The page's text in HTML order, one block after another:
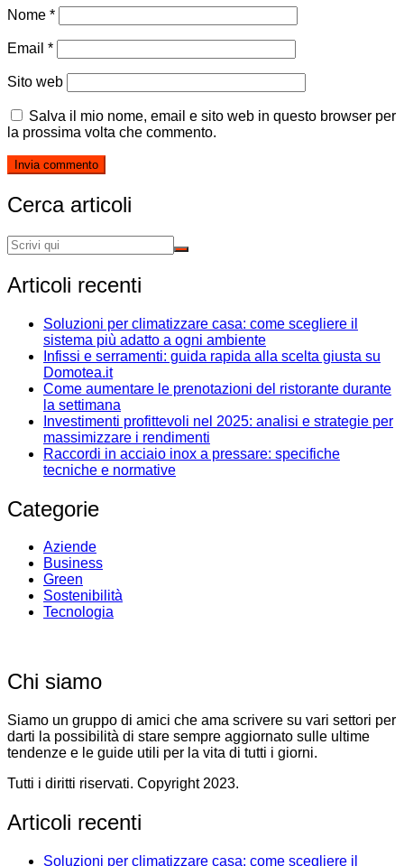
Nome *
Email *
Sito web
Salva il mio nome, email e sito web in questo browser per
la prossima volta che commento.
Cerca articoli
Articoli recenti
Soluzioni per climatizzare casa: come scegliere il
sistema più adatto a ogni ambiente
Infissi e serramenti: guida rapida alla scelta giusta su
Domotea.it
Come aumentare le prenotazioni del ristorante durante
la settimana
Investimenti profittevoli nel 2025: analisi e strategie per
massimizzare i rendimenti
Raccordi in acciaio inox a pressare: specifiche
tecniche e normative
Categorie
Aziende
Business
Green
Sostenibilità
Tecnologia
Chi siamo
Siamo un gruppo di amici che ama scrivere su vari settori per
darti la possibilità di stare sempre aggiornato sulle ultime
tendenze e le guide utili per la vita di tutti i giorni.
Tutti i diritti riservati. Copyright 2023.
Articoli recenti
Soluzioni per climatizzare casa: come scegliere il